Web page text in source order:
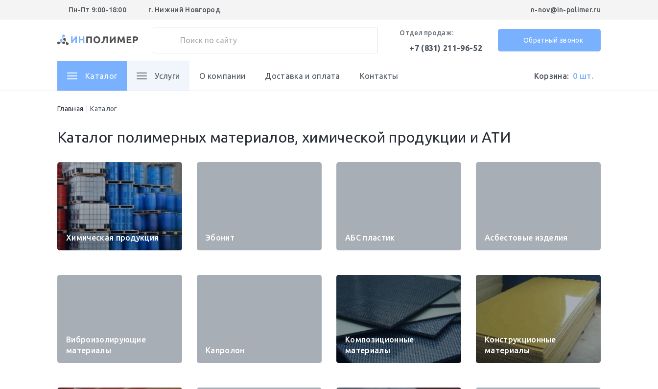
Пн-Пт 9:00-18:00 г. Нижний Новгород n-nov@in-polimer.ru
Отдел продаж:
+7 (831) 211-96-52
Обратный звонок
Каталог Услуги О компании Доставка и оплата Контакты Корзина: 0 шт.
Главная Каталог
Каталог полимерных материалов, химической продукции и АТИ
Химическая продукция Эбонит АБС пластик Асбестовые изделия
Виброизолирующие
материалы
Капролон
Композиционные
материалы
Конструкционные
материалы